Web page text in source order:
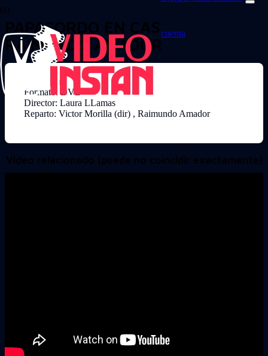
cuenta
PAPAGORDO EN CASA DE
RAIMUNDO AMADOR
Formato: DVD
Director: Laura LLamas
Reparto: Victor Morilla (dir) , Raimundo Amador
Video relacionado (puede no coincidir exactamente)